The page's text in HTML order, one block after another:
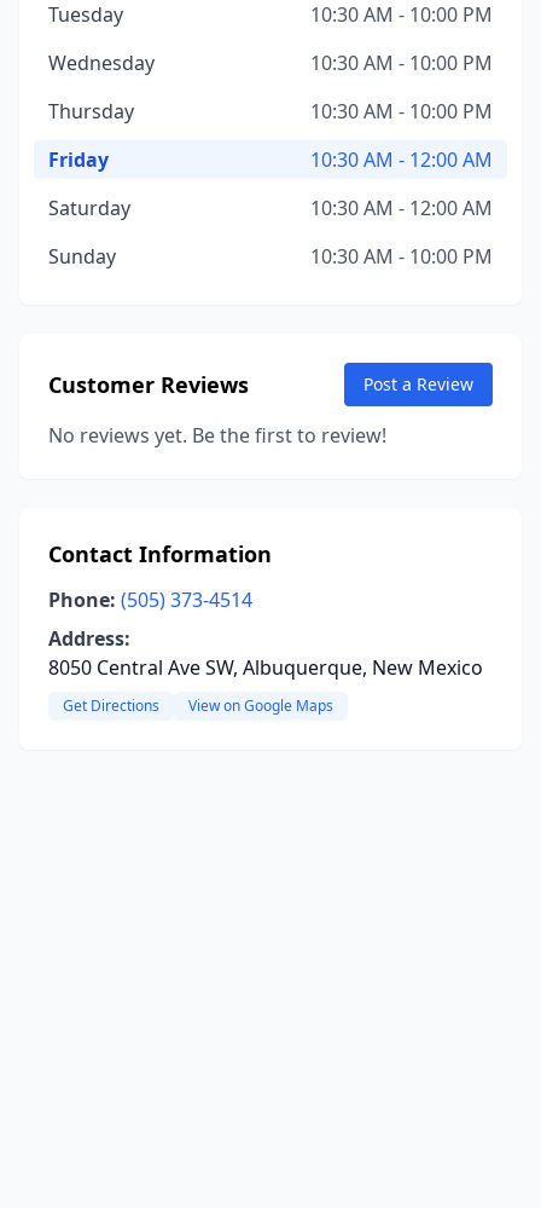
Tuesday
10:30 AM - 10:00 PM
Wednesday
10:30 AM - 10:00 PM
Thursday
10:30 AM - 10:00 PM
Friday
10:30 AM - 12:00 AM
Saturday
10:30 AM - 12:00 AM
Sunday
10:30 AM - 10:00 PM
Customer Reviews Post a Review
No reviews yet. Be the first to review!
Contact Information
Phone: (505) 373-4514
Address:
8050 Central Ave SW, Albuquerque, New Mexico
Get Directions View on Google Maps